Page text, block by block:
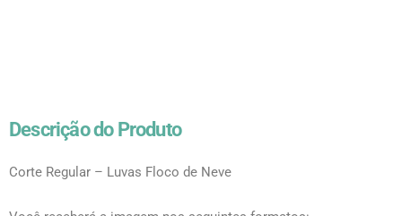
Descrição do Produto
Corte Regular – Luvas Floco de Neve